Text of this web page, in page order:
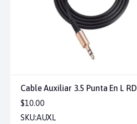
Cable Auxiliar 3.5 Punta En L RD
$10.00
SKU:AUXL